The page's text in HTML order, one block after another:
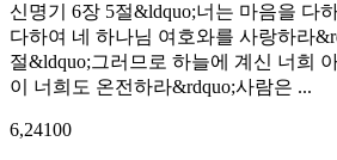
신명기 6장 5절&ldquo;너는 마음을 다
다하여 네 하나님 여호와를 사랑하라
절&ldquo;그러므로 하늘에 계신 너희
이 너희도 온전하라&rdquo;사람은 ...
6,24100